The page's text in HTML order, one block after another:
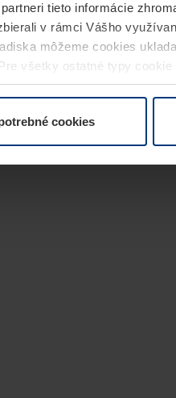
tieto informácie
v rámci Vášho
môžeme cookies
všetky ostatné typy
vysvetlení cookie na
cookies